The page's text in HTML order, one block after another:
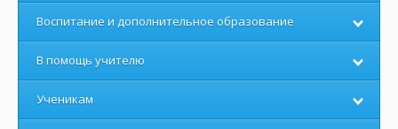
Воспитание и дополнительное образование
В помощь учителю
Ученикам